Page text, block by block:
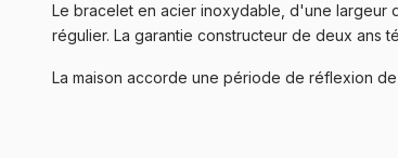
Le bracelet en acier inoxydable, d'une largeur
régulier. La garantie constructeur de deux ans
La maison accorde une période de réflexion